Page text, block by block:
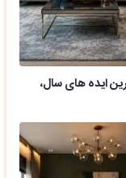
ایده های سال،